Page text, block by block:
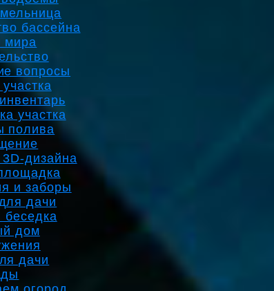
бассейна
мира
вопросы
участка
полива
дизайна
и заборы
дачи
дом
дачи